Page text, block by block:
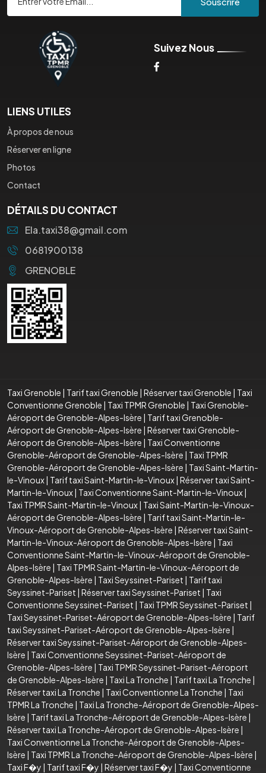
Suivez Nous
LIENS UTILES
À propos de nous
Réserver en ligne
Photos
Contact
DÉTAILS DU CONTACT
Ela.taxi38@gmail.com
0681900138
GRENOBLE
Taxi Grenoble | Tarif taxi Grenoble | Réserver taxi Grenoble | Taxi
Conventionne Grenoble | Taxi TPMR Grenoble | Taxi Grenoble-
Aéroport de Grenoble-Alpes-Isère | Tarif taxi Grenoble-
Aéroport de Grenoble-Alpes-Isère | Réserver taxi Grenoble-
Aéroport de Grenoble-Alpes-Isère | Taxi Conventionne
Grenoble-Aéroport de Grenoble-Alpes-Isère | Taxi TPMR
Grenoble-Aéroport de Grenoble-Alpes-Isère | Taxi Saint-Martin-
le-Vinoux| Tarif taxi Saint-Martin-le-Vinoux| Réserver taxi Saint-
Martin-le-Vinoux| Taxi Conventionne Saint-Martin-le-Vinoux|
Taxi TPMR Saint-Martin-le-Vinoux| Taxi Saint-Martin-le-Vinoux-
Aéroport de Grenoble-Alpes-Isère | Tarif taxi Saint-Martin-le-
Vinoux-Aéroport de Grenoble-Alpes-Isère | Réserver taxi Saint-
Martin-le-Vinoux-Aéroport de Grenoble-Alpes-Isère | Taxi
Conventionne Saint-Martin-le-Vinoux-Aéroport de Grenoble-
Alpes-Isère | Taxi TPMR Saint-Martin-le-Vinoux-Aéroport de
Grenoble-Alpes-Isère | Taxi Seyssinet-Pariset | Tarif taxi
Seyssinet-Pariset | Réserver taxi Seyssinet-Pariset | Taxi
Conventionne Seyssinet-Pariset | Taxi TPMR Seyssinet-Pariset |
Taxi Seyssinet-Pariset-Aéroport de Grenoble-Alpes-Isère | Tarif
taxi Seyssinet-Pariset-Aéroport de Grenoble-Alpes-Isère |
Réserver taxi Seyssinet-Pariset-Aéroport de Grenoble-Alpes-
Isère | Taxi Conventionne Seyssinet-Pariset-Aéroport de
Grenoble-Alpes-Isère | Taxi TPMR Seyssinet-Pariset-Aéroport
de Grenoble-Alpes-Isère | Taxi La Tronche | Tarif taxi La Tronche |
Réserver taxi La Tronche | Taxi Conventionne La Tronche | Taxi
TPMR La Tronche | Taxi La Tronche-Aéroport de Grenoble-Alpes-
Isère | Tarif taxi La Tronche-Aéroport de Grenoble-Alpes-Isère |
Réserver taxi La Tronche-Aéroport de Grenoble-Alpes-Isère |
Taxi Conventionne La Tronche-Aéroport de Grenoble-Alpes-
Isère | Taxi TPMR La Tronche-Aéroport de Grenoble-Alpes-Isère |
Taxi F�y | Tarif taxi F�y | Réserver taxi F�y | Taxi Conventionne